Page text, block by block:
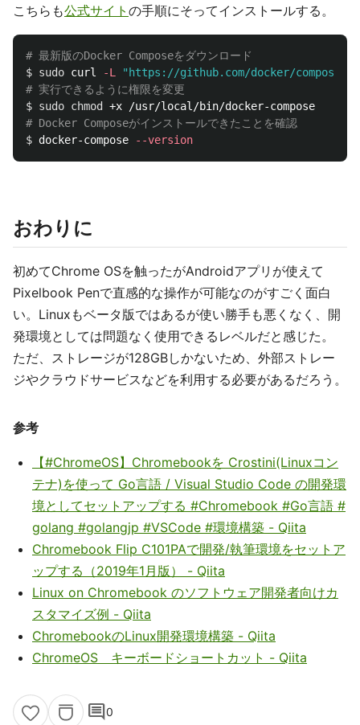
こちらも公式サイト の手順にそってインストールする。
# 最新版のDocker Composeをダウンロード
$ sudo curl -L
"https://github.com/docker/compose/
# 実行できるように権限を変更
$ sudo chmod
# Docker Composeがインストールできたことを確認
$ docker-compose --version
おわりに
初めてChrome OSを触ったがAndroidアプリが使えて
Pixelbook Penで直感的な操作が可能なのがすごく面白
い。Linuxもベータ版ではあるが使い勝手も悪くなく、開
発環境としては問題なく使用できるレベルだと感じた。
ただ、ストレージが128GBしかないため、外部ストレー
ジやクラウドサービスなどを利用する必要があるだろう。
参考
【#ChromeOS】Chromebookを Crostini(Linuxコン
テナ)を使って Go言語 / Visual Studio Code の開発環
境としてセットアップする #Chromebook #Go言語 #
golang #golangjp #VSCode #環境構築 - Qiita
Chromebook Flip C101PAで開発/執筆環境をセットア
ップする（2019年1月版） - Qiita
Linux on Chromebook のソフトウェア開発者向けカ
スタマイズ例 - Qiita
ChromebookのLinux開発環境構築 - Qiita
ChromeOS キーボードショートカット - Qiita
comment0